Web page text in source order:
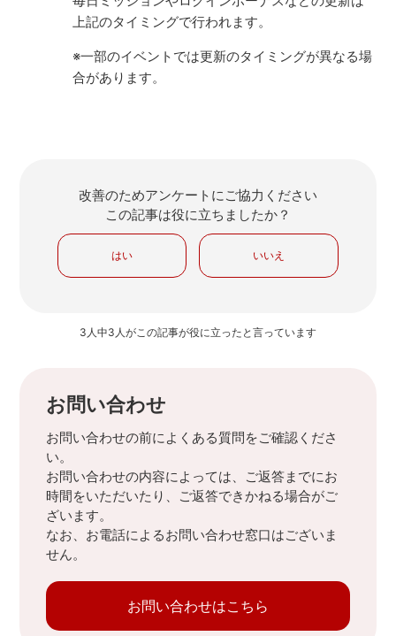
上記のタイミングで行われます。
※一部のイベントでは更新のタイミングが異なる場
合があります。
改善のためアンケートにご協力ください
この記事は役に立ちましたか？
はい いいえ
3人中3人がこの記事が役に立ったと言っています
お問い合わせ
お問い合わせの前によくある質問をご確認くださ
い。
お問い合わせの内容によっては、ご返答までにお
時間をいただいたり、ご返答できかねる場合がご
ざいます。
なお、お電話によるお問い合わせ窓口はございま
せん。
お問い合わせはこちら